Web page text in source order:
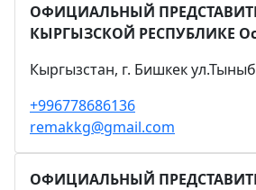
ОФИЦИАЛЬНЫЙ
КЫРГЫЗСКОЙ РЕСПУБЛИКЕ
Кыргызстан, г. Бишкек
+996778686136
remakkg@gmail.com
ОФИЦИАЛЬНЫЙ